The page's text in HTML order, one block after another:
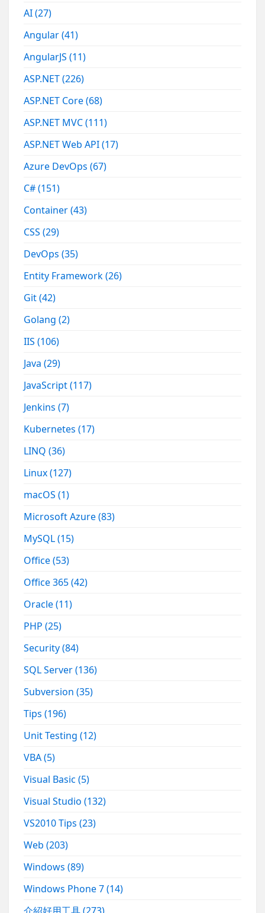
AI(27)
Angular(41)
AngularJS(11)
ASP.NET(226)
ASP.NET Core(68)
ASP.NET MVC(111)
ASP.NET Web API(17)
Azure DevOps(67)
C#(151)
Container(43)
CSS(29)
DevOps(35)
Entity Framework(26)
Git(42)
Golang(2)
IIS(106)
Java(29)
JavaScript(117)
Jenkins(7)
Kubernetes(17)
LINQ(36)
Linux(127)
macOS(1)
Microsoft Azure(83)
MySQL(15)
Office(53)
Office 365(42)
Oracle(11)
PHP(25)
Security(84)
SQL Server(136)
Subversion(35)
Tips(196)
Unit Testing(12)
VBA(5)
Visual Basic(5)
Visual Studio(132)
VS2010 Tips(23)
Web(203)
Windows(89)
Windows Phone 7(14)